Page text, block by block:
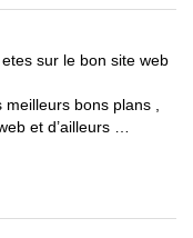
sur le bon site web
bons plans ,
et d’ailleurs …